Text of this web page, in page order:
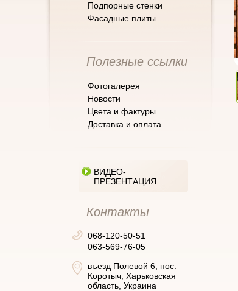
Подпорные стенки
Фасадные плиты
Полезные ссылки
Фотогалерея
Новости
Цвета и фактуры
Доставка и оплата
ВИДЕО-
ПРЕЗЕНТАЦИЯ
Контакты
068-120-50-51
063-569-76-05
въезд Полевой 6, пос.
Коротыч, Харьковская
область, Украина